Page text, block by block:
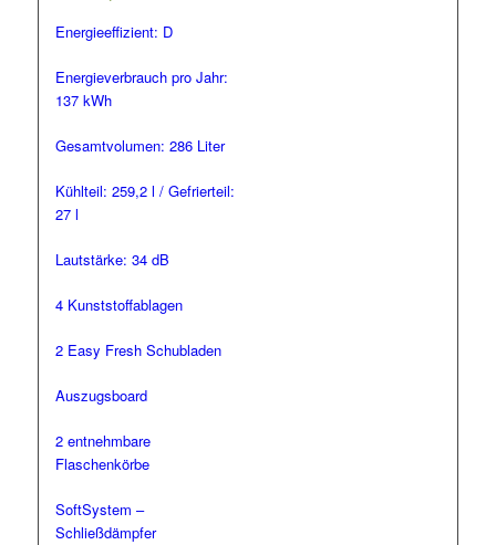
Energieeffizient: D
Energieverbrauch pro Jahr:
137 kWh
Gesamtvolumen: 286 Liter
Kühlteil: 259,2 l / Gefrierteil:
27 l
Lautstärke: 34 dB
4 Kunststoffablagen
2 Easy Fresh Schubladen
Auszugsboard
2 entnehmbare
Flaschenkörbe
SoftSystem –
Schließdämpfer